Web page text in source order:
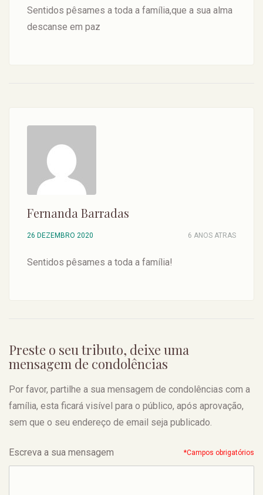
Sentidos pêsames a toda a família,que a sua alma
descanse em paz
Fernanda Barradas
26 DEZEMBRO 2020 6 ANOS ATRAS
Sentidos pêsames a toda a família!
Preste o seu tributo, deixe uma
mensagem de condolências
Por favor, partilhe a sua mensagem de condolências com a
família, esta ficará visível para o público, após aprovação,
sem que o seu endereço de email seja publicado.
Escreva a sua mensagem *Campos obrigatórios